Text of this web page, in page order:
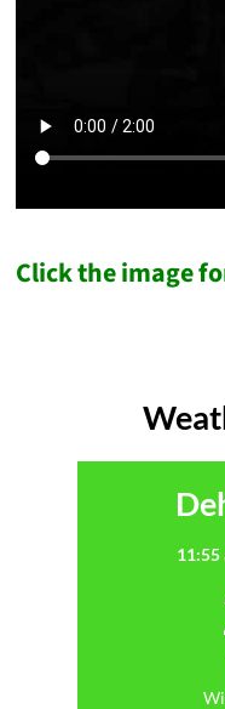
Click the image
11:55